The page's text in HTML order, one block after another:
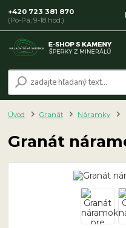
+420 723 381 870
(Po-Pá, 9-18 hod.)
Úvod Granát Náramky
Granát